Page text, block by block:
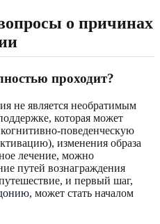
о причинах
проходит?
не является необратимым
которая может
поведенческую
изменения образа
лечение, можно
путей вознаграждения
и первый шаг,
, может стать началом